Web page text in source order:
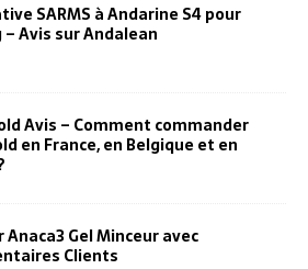
SARMS à Andarine S4 pour
Avis sur Andalean
Avis – Comment commander
en France, en Belgique et en
Anaca3 Gel Minceur avec
Clients